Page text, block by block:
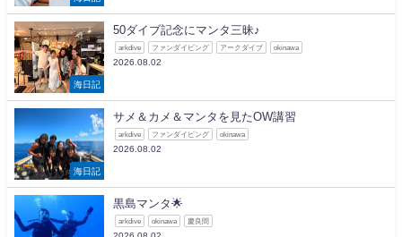
海日記
50ダイブ記念にマンタ三昧♪
arkdive ファンダイビング アークダイブ okinawa
2026.08.02
海日記
サメ＆カメ＆マンタを見たOW講習
arkdive ファンダイビング okinawa
2026.08.02
黒島マンタ🌟
arkdive okinawa 慶良間
2026.08.02